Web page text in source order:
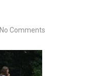
No Comments